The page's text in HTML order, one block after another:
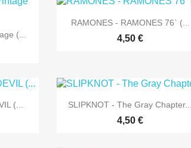
(...
 Vorschau
RAMONES - RAMONES 76` (...
4,50 €
(...  Vorschau
SLIPKNOT - The Gray Chapter...
4,50 €